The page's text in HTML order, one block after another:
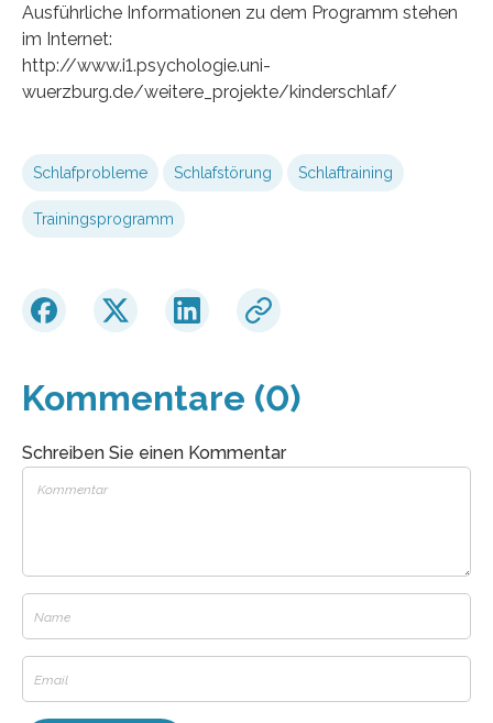
Ausführliche Informationen zu dem Programm stehen
im Internet:
http://www.i1.psychologie.uni-
wuerzburg.de/weitere_projekte/kinderschlaf/
Schlafprobleme Schlafstörung Schlaftraining
Trainingsprogramm
Kommentare (0)
Schreiben Sie einen Kommentar